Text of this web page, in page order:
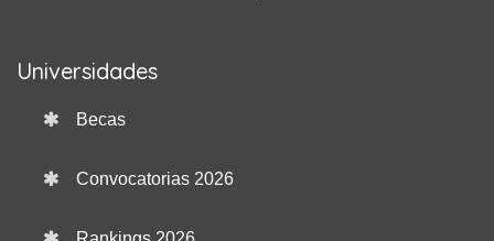
Universidades
Becas
Convocatorias 2026